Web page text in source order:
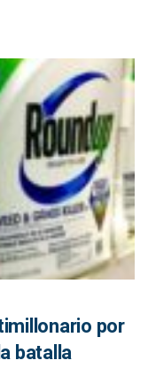
por
batalla